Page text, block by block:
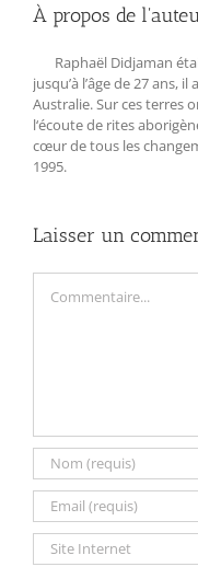
À propos de
Raphaël Didjaman
jusqu’à l’âge de 27
Australie. Sur ces terres
l‘écoute de rites
cœur de tous les
1995.
Laisser un